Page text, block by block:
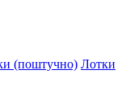
(поштучно) Лотки